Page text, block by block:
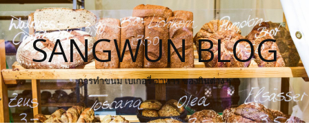
SANGWUN BLOG
การทำขนม เบเกอรี่ อาหาร ของกินต่าง ๆ